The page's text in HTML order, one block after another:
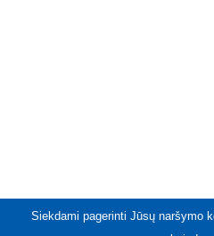
Siekdami pagerinti Jūsų naršymo